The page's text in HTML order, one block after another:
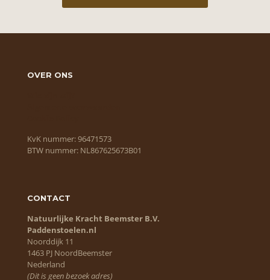
OVER ONS
KvK nummer: 96471573
BTW nummer: NL867625673B01
CONTACT
Natuurlijke Kracht Beemster B.V.
Paddenstoelen.nl
Noorddijk 11
1463 PJ NoordBeemster
Nederland
(Dit is geen bezoek adres)